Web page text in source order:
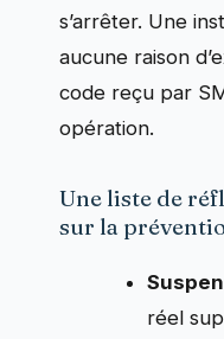
s’arrêter. Une
aucune raison
code reçu par
opération.
Une liste de
sur la
réel